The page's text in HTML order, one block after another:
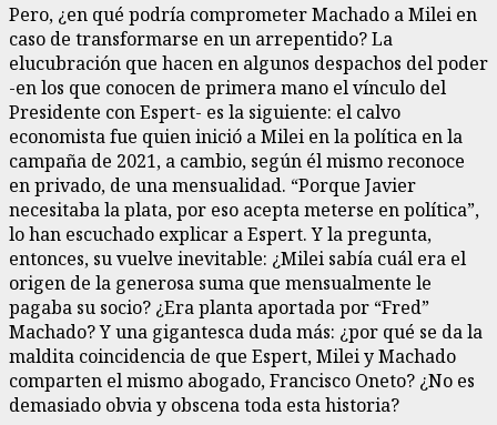
Pero, ¿en qué podría comprometer Machado a Milei en
caso de transformarse en un arrepentido? La
elucubración que hacen en algunos despachos del poder
-en los que conocen de primera mano el vínculo del
Presidente con Espert- es la siguiente: el calvo
economista fue quien inició a Milei en la política en la
campaña de 2021, a cambio, según él mismo reconoce
en privado, de una mensualidad. “Porque Javier
necesitaba la plata, por eso acepta meterse en política”,
lo han escuchado explicar a Espert. Y la pregunta,
entonces, su vuelve inevitable: ¿Milei sabía cuál era el
origen de la generosa suma que mensualmente le
pagaba su socio? ¿Era planta aportada por “Fred”
Machado? Y una gigantesca duda más: ¿por qué se da la
maldita coincidencia de que Espert, Milei y Machado
comparten el mismo abogado, Francisco Oneto? ¿No es
demasiado obvia y obscena toda esta historia?